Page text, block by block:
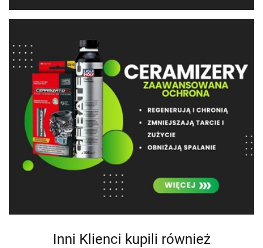
Inni Klienci kupili również